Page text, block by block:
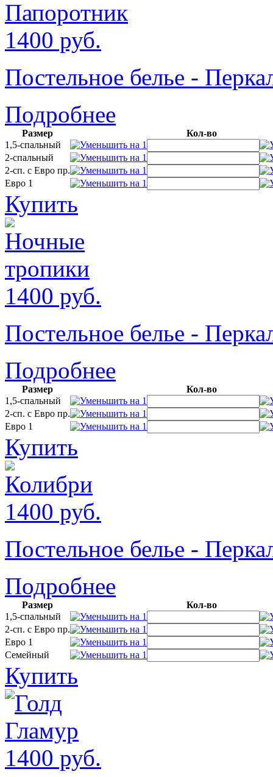
1400 руб.
Постельное белье -
Подробнее
Размер
Кол-во
1,5-спальный
2-спальный
2-сп. с Евро пр.
Евро 1
Купить
1400 руб.
Постельное белье -
Подробнее
Размер
Кол-во
1,5-спальный
2-сп. с Евро пр.
Евро 1
Купить
1400 руб.
Постельное белье -
Подробнее
Размер
Кол-во
1,5-спальный
2-сп. с Евро пр.
Евро 1
Семейный
Купить
1400 руб.